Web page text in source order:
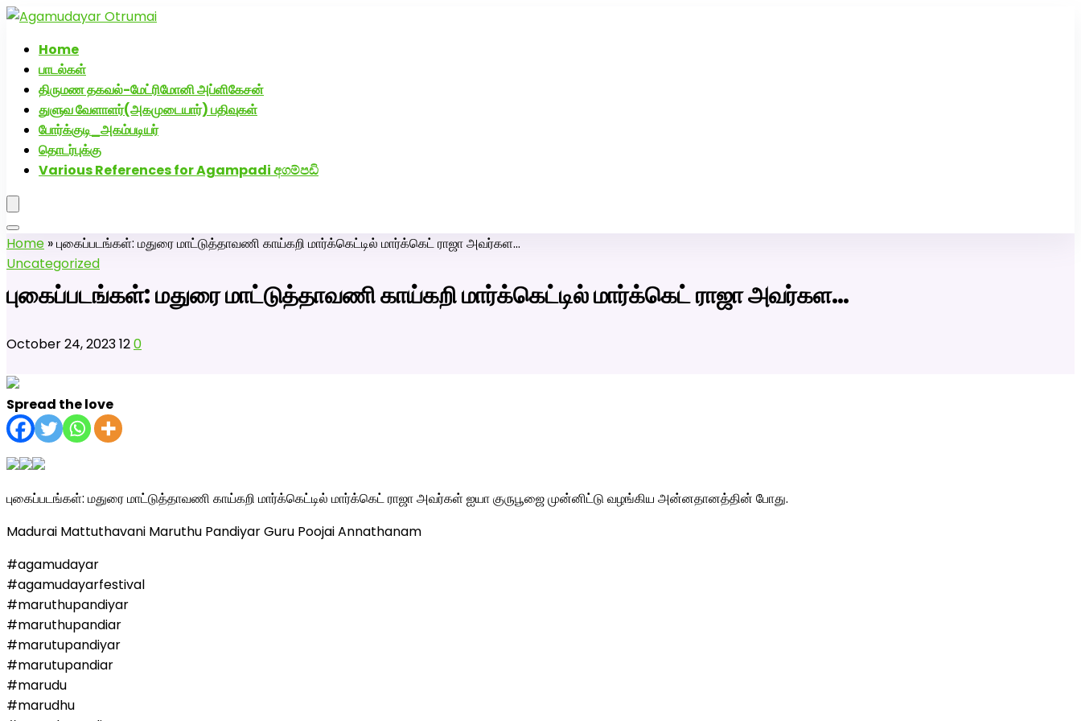
Home
பாடல்கள்
திருமண தகவல்-மேட்ரிமோனி அப்ளிகேசன்
துளுவ வேளாளர்(அகமுடையார்) பதிவுகள்
போர்க்குடி_அகம்படியர்
தொடர்புக்கு
Various References for Agampadi අගම්පඩි
Home »புகைப்படங்கள்: மதுரை மாட்டுத்தாவணி காய்கறி மார்க்கெட்டில் மார்க்கெட் ராஜா அவர்கள…
Uncategorized
புகைப்படங்கள்: மதுரை மாட்டுத்தாவணி காய்கறி மார்க்கெட்டில் மார்க்கெட் ராஜா அவர்கள…
October 24, 2023120
Spread the love
புகைப்படங்கள்: மதுரை மாட்டுத்தாவணி காய்கறி மார்க்கெட்டில் மார்க்கெட் ராஜா அவர்கள் ஐயா குருபூஜை முன்னிட்டு வழங்கிய அன்னதானத்தின் போது.
Madurai Mattuthavani Maruthu Pandiyar Guru Poojai Annathanam
#agamudayar
#agamudayarfestival
#maruthupandiyar
#maruthupandiar
#marutupandiyar
#marutupandiar
#marudu
#marudhu
அகமுடையார் திருமண வரன்களுக்கு அகமுடையார்மேட்ரி-பெண் வீட்டாருக்கு 100% இலவச திருமண சேவை! வாட்ஸப் எண்: